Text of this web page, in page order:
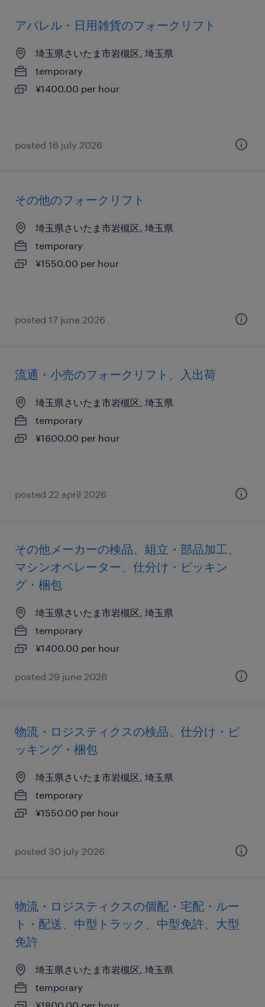
アパレル・日用雑貨のフォークリフト
埼玉県さいたま市岩槻区, 埼玉県
temporary
¥1400.00 per hour
posted 16 july 2026
その他のフォークリフト
埼玉県さいたま市岩槻区, 埼玉県
temporary
¥1550.00 per hour
posted 17 june 2026
流通・小売のフォークリフト、入出荷
埼玉県さいたま市岩槻区, 埼玉県
temporary
¥1600.00 per hour
posted 22 april 2026
その他メーカーの検品、組立・部品加工、
マシンオペレーター、仕分け・ピッキン
グ・梱包
埼玉県さいたま市岩槻区, 埼玉県
temporary
¥1400.00 per hour
posted 29 june 2026
物流・ロジスティクスの検品、仕分け・ピ
ッキング・梱包
埼玉県さいたま市岩槻区, 埼玉県
temporary
¥1550.00 per hour
posted 30 july 2026
物流・ロジスティクスの個配・宅配・ルー
ト・配送、中型トラック、中型免許、大型
免許
埼玉県さいたま市岩槻区, 埼玉県
temporary